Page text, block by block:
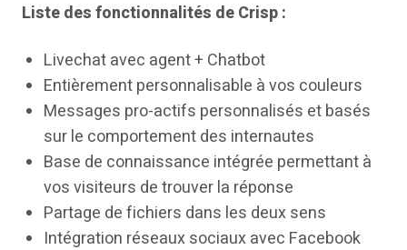
Liste des fonctionnalités de Crisp :
Livechat avec agent + Chatbot
Entièrement personnalisable à vos couleurs
Messages pro-actifs personnalisés et basés
sur le comportement des internautes
Base de connaissance intégrée permettant à
vos visiteurs de trouver la réponse
Partage de fichiers dans les deux sens
Intégration réseaux sociaux avec Facebook